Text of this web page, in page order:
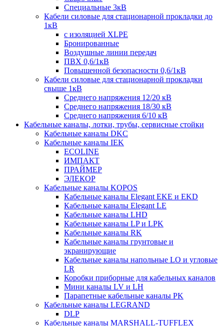
Специальные 3кВ
Кабели силовые для стационарной прокладки до
1кВ
c изоляцией XLPE
Бронированные
Воздушные линии передач
ПВХ 0,6/1кВ
Повышенной безопасности 0,6/1кВ
Кабели силовые для стационарной прокладки
свыше 1кВ
Среднего напряжения 12/20 кВ
Среднего напряжения 18/30 кВ
Среднего напряжения 6/10 кВ
Кабельные каналы, лотки, трубы, сервисные стойки
Кабельные каналы DKC
Кабельные каналы IEK
ECOLINE
ИМПАКТ
ПРАЙМЕР
ЭЛЕКОР
Кабельные каналы KOPOS
Кабельные каналы Elegant EKE и EKD
Кабельные каналы Elegant LE
Кабельные каналы LHD
Кабельные каналы LP и LPK
Кабельные каналы RK
Кабельные каналы грунтовые и
экранирующие
Кабельные каналы напольные LO и угловые
LR
Коробки приборные для кабельных каналов
Мини каналы LV и LH
Парапетные кабельные каналы PK
Кабельные каналы LEGRAND
DLP
Кабельные каналы MARSHALL-TUFFLEX